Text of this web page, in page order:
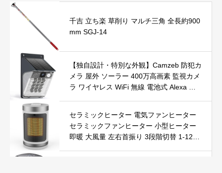
千吉 立ち楽 草削り マルチ三角 全長約900
mm SGJ-14
【独自設計・特別な外観】Camzeb 防犯カ
メラ 屋外 ソーラー 400万高画素 監視カメ
ラ ワイヤレス WiFi 無線 電池式 Alexa 赤
録画 IP66防水 遠隔操作
セラミックヒーター 電気ファンヒーター
セラミックファンヒーター 小型ヒーター
即暖 大風量 左右首振り 3段階切替 1-12時